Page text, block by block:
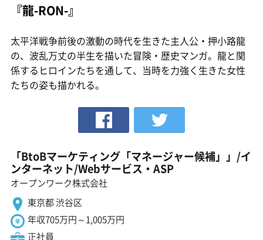
『龍-RON-』
太平洋戦争前後の激動の時代を生きた主人公・押小路龍
の、波乱万丈の半生を描いた冒険・歴史マンガ。龍と関
係するヒロインたちを通して、当時を力強く生きた女性
たちの姿も描かれる。
「BtoBマーケティング「マネージャー候補」」/イ
ンターネット/Webサービス・ASP
オープンワーク株式会社
東京都 渋谷区
年収705万円～1,005万円
正社員